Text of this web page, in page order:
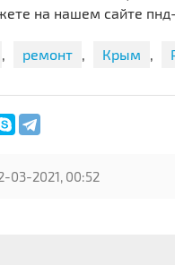
на нашем сайте
, ремонт , Крым ,
03-2021, 00:52